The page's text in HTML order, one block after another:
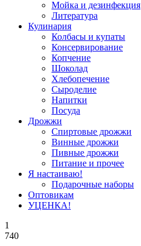
Мойка и дезинфекция
Литература
Кулинария
Колбасы и купаты
Консервирование
Копчение
Шоколад
Хлебопечение
Сыроделие
Напитки
Посуда
Дрожжи
Спиртовые дрожжи
Винные дрожжи
Пивные дрожжи
Питание и прочее
Я настаиваю!
Подарочные наборы
Оптовикам
УЦЕНКА!
1
740